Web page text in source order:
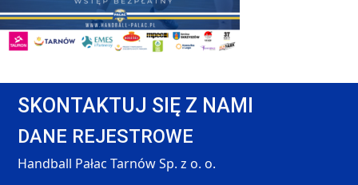
SKONTAKTUJ SIĘ Z NAMI
DANE REJESTROWE
Handball Pałac Tarnów Sp. z o. o.